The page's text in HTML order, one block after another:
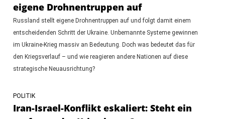
eigene Drohnentruppen auf
Russland stellt eigene Drohnentruppen auf und folgt damit einem
entscheidenden Schritt der Ukraine. Unbemannte Systeme gewinnen
im Ukraine-Krieg massiv an Bedeutung. Doch was bedeutet das für
den Kriegsverlauf – und wie reagieren andere Nationen auf diese
strategische Neuausrichtung?
POLITIK
Iran-Israel-Konflikt eskaliert: Steht ein